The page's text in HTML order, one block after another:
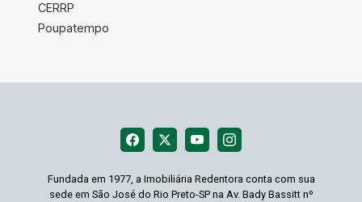
CERRP
Poupatempo
Fundada em 1977, a Imobiliária Redentora conta com sua
sede em São José do Rio Preto-SP na Av. Bady Bassitt nº